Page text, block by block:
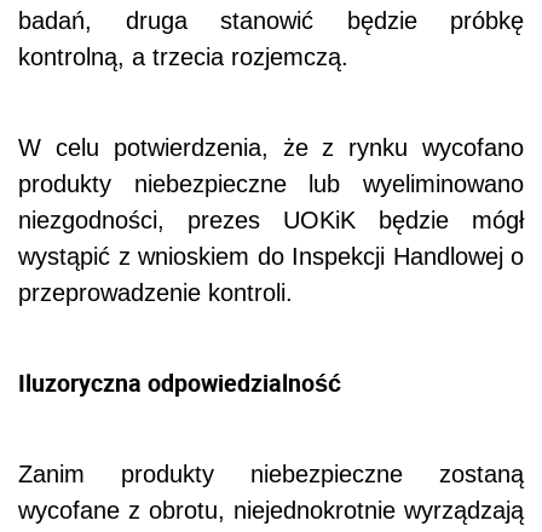
badań, druga stanowić będzie próbkę
kontrolną, a trzecia rozjemczą.
W celu potwierdzenia, że z rynku wycofano
produkty niebezpieczne lub wyeliminowano
niezgodności, prezes UOKiK będzie mógł
wystąpić z wnioskiem do Inspekcji Handlowej o
przeprowadzenie kontroli.
Iluzoryczna odpowiedzialność
Zanim produkty niebezpieczne zostaną
wycofane z obrotu, niejednokrotnie wyrządzają